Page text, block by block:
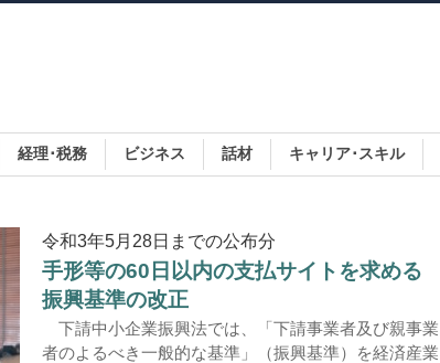
経理･税務 ビジネス 話材 キャリア･スキル
令和3年5月28日までの公布分
手形等の60日以内の支払サイトを求める
振興基準の改正
下請中小企業振興法では、「下請事業者及び親事業
者のよるべき一般的な基準」（振興基準）を経済産業